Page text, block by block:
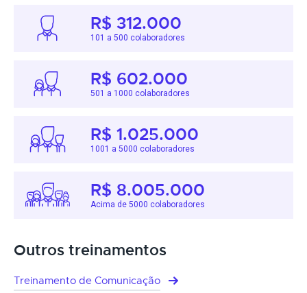
R$ 312.000
101 a 500 colaboradores
R$ 602.000
501 a 1000 colaboradores
R$ 1.025.000
1001 a 5000 colaboradores
R$ 8.005.000
Acima de 5000 colaboradores
Outros treinamentos
Treinamento de Comunicação